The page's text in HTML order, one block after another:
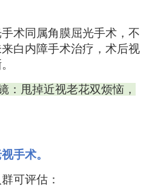
术同属角膜屈光手术，不
白内障手术治疗 ， 术后视
：甩掉近视老花双烦恼 ，
手术。
可评估：